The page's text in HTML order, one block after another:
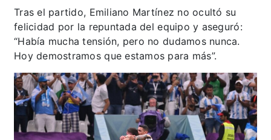
Tras el partido, Emiliano Martínez no ocultó su
felicidad por la repuntada del equipo y aseguró:
“Había mucha tensión, pero no dudamos nunca.
Hoy demostramos que estamos para más”.